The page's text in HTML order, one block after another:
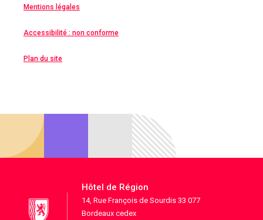
Mentions légales
Accessibilité : non conforme
Plan du site
Hôtel de Région
14, Rue François de Sourdis 33 077
Bordeaux cedex